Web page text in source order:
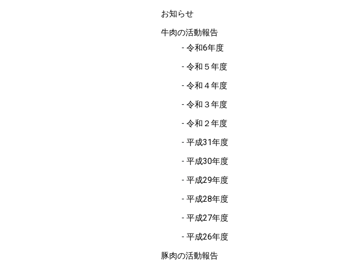
お知らせ
牛肉の活動報告
令和6年度
令和５年度
令和４年度
令和３年度
令和２年度
平成31年度
平成30年度
平成29年度
平成28年度
平成27年度
平成26年度
豚肉の活動報告